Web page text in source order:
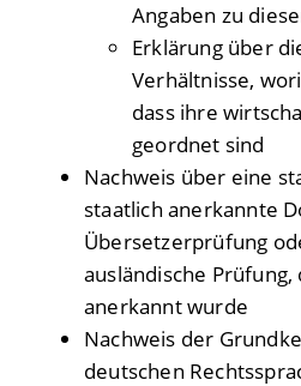
Angaben zu
Erklärung über
Verhältnisse,
dass ihre
geordnet sind
Nachweis über eine
staatlich anerkannte
Übersetzerprüfung
ausländische
anerkannt wurde
Nachweis der
deutschen